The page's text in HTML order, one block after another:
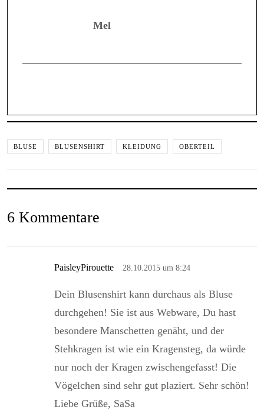
Mel
BLUSE BLUSENSHIRT KLEIDUNG OBERTEIL
6 Kommentare
PaisleyPirouette 28.10.2015 um 8:24
Dein Blusenshirt kann durchaus als Bluse
durchgehen! Sie ist aus Webware, Du hast
besondere Manschetten genäht, und der
Stehkragen ist wie ein Kragensteg, da würde
nur noch der Kragen zwischengefasst! Die
Vögelchen sind sehr gut plaziert. Sehr schön!
Liebe Grüße, SaSa